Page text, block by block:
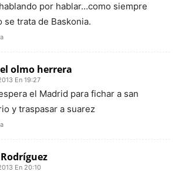
por hablar…como siempre
se trata de Baskonia.
olmo herrera
En 19:27
el Madrid para fichar a san
y traspasar a suarez
En 20:10